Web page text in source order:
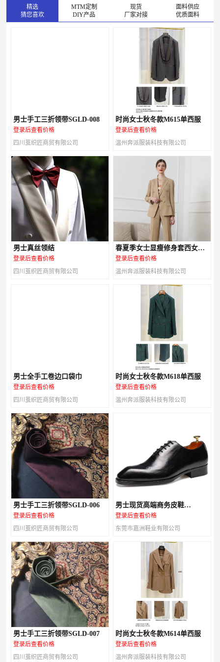
精选
猜您喜欢
MTM定制
DIY产品
现货
厂家对接
面料供应
优质面料
男士手工三折领带SGLD-008
登录后查看价格
四川茧织匠商贸有限公司
时尚女士秋冬款M615单西服
登录后查看价格
温州奔派服装科技有限公司
男士真丝领结
登录后查看价格
四川茧织匠商贸有限公司
春夏季女士显瘦修身套西女装
M616款
登录后查看价格
温州奔派服装科技有限公司
男士全手工卷边口袋巾
登录后查看价格
四川茧织匠商贸有限公司
时尚女士秋冬款M618单西服
登录后查看价格
温州奔派服装科技有限公司
男士手工三折领带SGLD-006
登录后查看价格
四川茧织匠商贸有限公司
男士现货高端商务皮鞋
M147A03
登录后查看价格
东莞市嘉洲鞋业有限公司
男士手工三折领带SGLD-007
登录后查看价格
四川茧织匠商贸有限公司
时尚女士秋冬款M614单西服
登录后查看价格
温州奔派服装科技有限公司